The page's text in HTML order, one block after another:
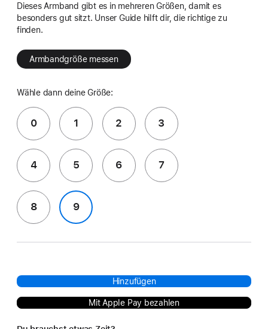
Dieses Armband gibt es in mehreren Größen, damit es
besonders gut sitzt. Unser Guide hilft dir, die richtige zu
finden.
Armbandgröße messen
Wähle dann deine Größe:
0 1 2 3
4 5 6 7
8 9
Hinzufügen
Mit Apple Pay bezahlen